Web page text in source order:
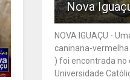
Nova
NOVA IGUAÇU -
caninana-
) foi encontrada no
Universidade